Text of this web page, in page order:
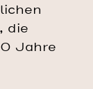
die
Jahre